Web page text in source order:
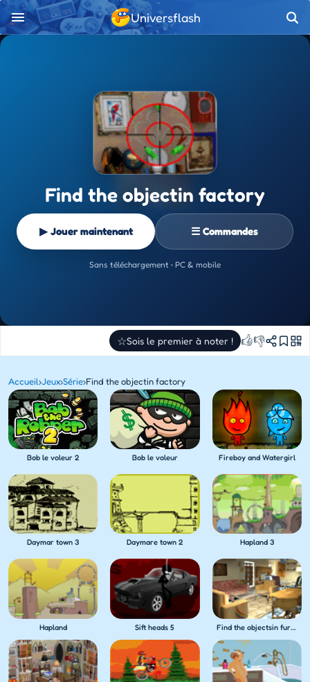
Universflash
Find the objectin factory
▶ Jouer maintenant ☰ Commandes
Sans téléchargement • PC & mobile
☆Sois le premier à noter ! 👍👎
Accueil›Jeux›Série›Find the objectin factory
Bob le voleur 2 Bob le voleur Fireboy and Watergirl
Daymar town 3 Daymare town 2 Hapland 3
Hapland Sift heads 5 Find the objectsin furniture shop